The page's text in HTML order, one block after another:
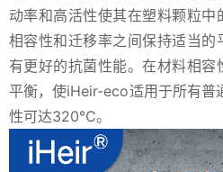
动率和高活性使其在塑料颗粒
相容性和迁移率之间保持适当
有更好的抗菌性能。在材料相
平衡，使iHeir-eco适用于所有普
性可达320℃。